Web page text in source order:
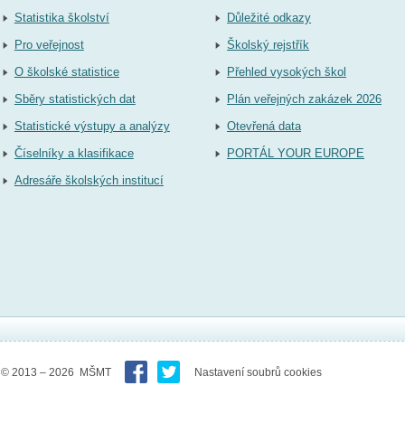
Statistika školství
Pro veřejnost
O školské statistice
Sběry statistických dat
Statistické výstupy a analýzy
Číselníky a klasifikace
Adresáře školských institucí
Důležité odkazy
Školský rejstřík
Přehled vysokých škol
Plán veřejných zakázek 2026
Otevřená data
PORTÁL YOUR EUROPE
© 2013 – 2026 MŠMT Nastavení soubrů cookies